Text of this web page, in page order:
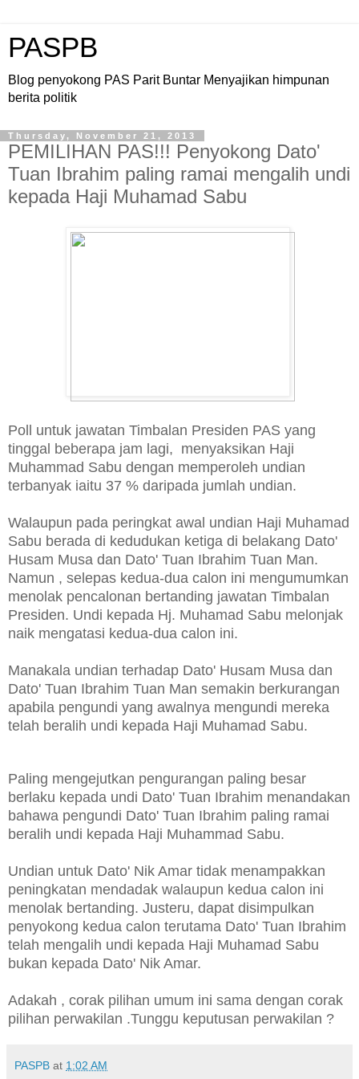
PASPB
Blog penyokong PAS Parit Buntar Menyajikan himpunan
berita politik
Thursday, November 21, 2013
PEMILIHAN PAS!!! Penyokong Dato'
Tuan Ibrahim paling ramai mengalih undi
kepada Haji Muhamad Sabu
Poll untuk jawatan Timbalan Presiden PAS yang
tinggal beberapa jam lagi, menyaksikan Haji
Muhammad Sabu dengan memperoleh undian
terbanyak iaitu 37 % daripada jumlah undian.
Walaupun pada peringkat awal undian Haji Muhamad
Sabu berada di kedudukan ketiga di belakang Dato'
Husam Musa dan Dato' Tuan Ibrahim Tuan Man.
Namun , selepas kedua-dua calon ini mengumumkan
menolak pencalonan bertanding jawatan Timbalan
Presiden. Undi kepada Hj. Muhamad Sabu melonjak
naik mengatasi kedua-dua calon ini.
Manakala undian terhadap Dato' Husam Musa dan
Dato' Tuan Ibrahim Tuan Man semakin berkurangan
apabila pengundi yang awalnya mengundi mereka
telah beralih undi kepada Haji Muhamad Sabu.
Paling mengejutkan pengurangan paling besar
berlaku kepada undi Dato' Tuan Ibrahim menandakan
bahawa pengundi Dato' Tuan Ibrahim paling ramai
beralih undi kepada Haji Muhammad Sabu.
Undian untuk Dato' Nik Amar tidak menampakkan
peningkatan mendadak walaupun kedua calon ini
menolak bertanding. Justeru, dapat disimpulkan
penyokong kedua calon terutama Dato' Tuan Ibrahim
telah mengalih undi kepada Haji Muhamad Sabu
bukan kepada Dato' Nik Amar.
Adakah , corak pilihan umum ini sama dengan corak
pilihan perwakilan .Tunggu keputusan perwakilan ?
PASPB at 1:02 AM